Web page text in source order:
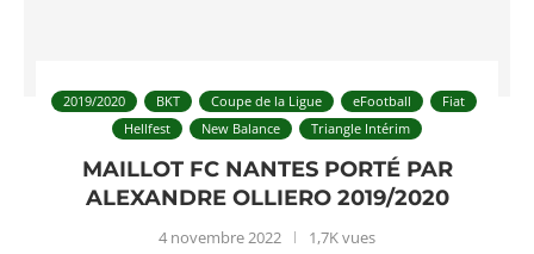
2019/2020 BKT Coupe de la Ligue eFootball
Fiat
Hellfest
New Balance Triangle Intérim
MAILLOT FC NANTES PORTÉ PAR
ALEXANDRE OLLIERO 2019/2020
4 novembre 2022 1,7K vues